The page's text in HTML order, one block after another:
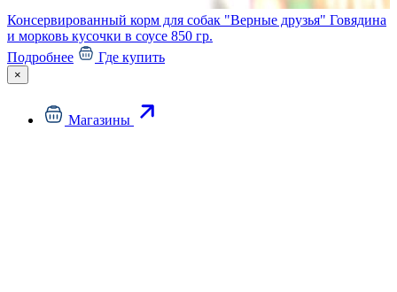
Консервированный корм для собак "Верные друзья" Говядина
и морковь кусочки в соусе 850 гр.
Подробнее
Где купить
×
Магазины